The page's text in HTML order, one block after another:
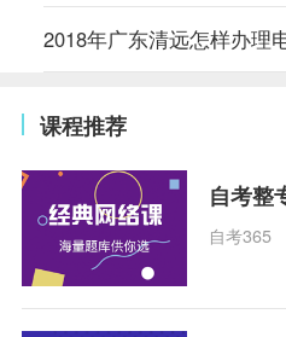
2018年广东清远怎样办理
课程推荐
自考整
自考365